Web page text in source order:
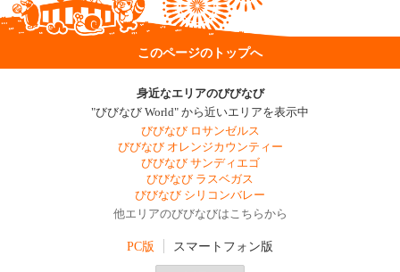
このページのトップへ
身近なエリアのびびなび
"びびなび World" から近いエリアを表示中
びびなび ロサンゼルス
びびなび オレンジカウンティー
びびなび サンディエゴ
びびなび ラスベガス
びびなび シリコンバレー
他エリアのびびなびはこちらから
PC版 スマートフォン版